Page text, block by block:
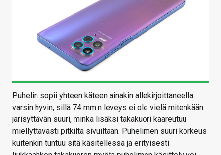
Puhelin sopii yhteen käteen ainakin allekirjoittaneella
varsin hyvin, sillä 74 mm:n leveys ei ole vielä mitenkään
järisyttävän suuri, minkä lisäksi takakuori kaareutuu
miellyttävästi pitkiltä sivuiltaan. Puhelimen suuri korkeus
kuitenkin tuntuu sitä käsitellessä ja erityisesti